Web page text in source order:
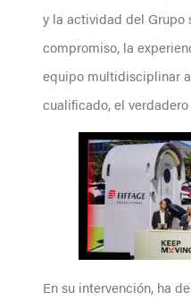
y la actividad del Grupo
compromiso, la
equipo multidisciplinar
cualificado, el
En su intervención, ha